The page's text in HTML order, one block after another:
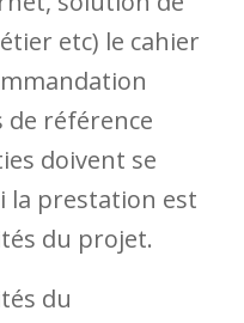
etc) le cahier
référence
doivent se
la prestation est
du projet.
du